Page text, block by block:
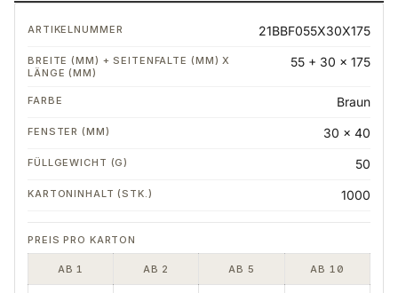
21BBF055X30X175
55 + 30 x 175
Braun
30 x 40
50
1000
AB 1 AB 2 AB 5 AB 10